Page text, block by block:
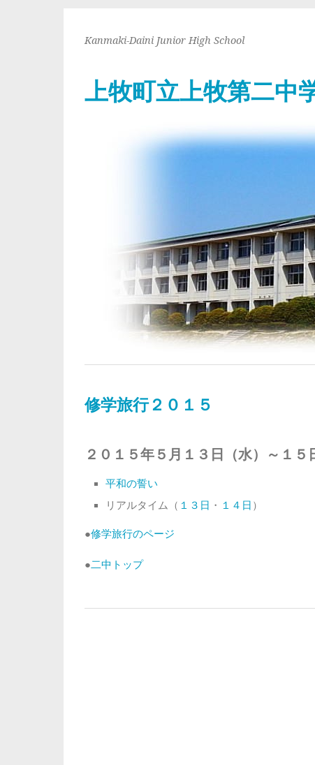
上牧町立上牧第二中
Kanmaki-Daini Junior High School
修学旅行２０１５
２０１５年５月１３日（水）～１５
平和の誓い
リアルタイム（ １３日 ・ １４日 ）
●修学旅行のページ
●二中トップ